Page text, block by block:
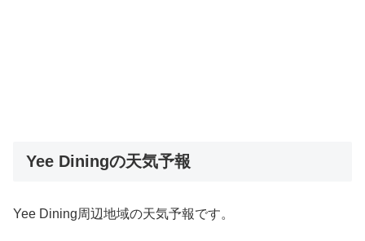
Yee Diningの天気予報
Yee Dining周辺地域の天気予報です。